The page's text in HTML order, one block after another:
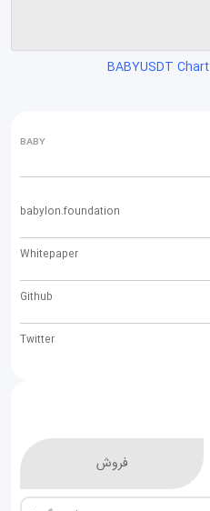
BABYUSDT Chart
BABY
babylon.foundation
Whitepaper
Github
Twitter
فروش